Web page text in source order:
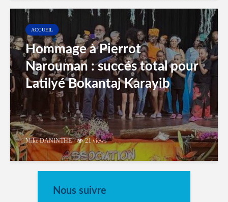
ACCUEIL
Hommage à Pierrot
Narouman : succés total pour
Latilyé Bokantaj Karayib
Mike DANINTHE 21 views
Nous suivre